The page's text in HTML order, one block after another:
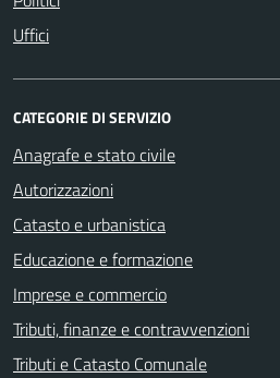
Uffici
CATEGORIE DI SERVIZIO
Anagrafe e stato civile
Autorizzazioni
Catasto e urbanistica
Educazione e formazione
Imprese e commercio
Tributi, finanze e contravvenzioni
Tributi e Catasto Comunale